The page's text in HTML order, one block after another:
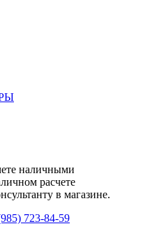
наличными
расчете
в магазине.
723-84-59